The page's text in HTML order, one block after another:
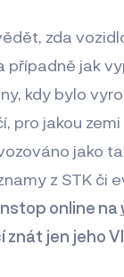
zda
jak
kdy bylo
pro jakou
jako
z STK či
online na
jen jeho